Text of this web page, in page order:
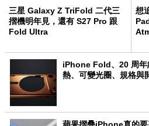
三星 Galaxy Z TriFold 二代三
摺機明年見，還有 S27 Pro 跟
Fold Ultra
想
iPhone Fold、20 周年
熱、可變光圈、規格與